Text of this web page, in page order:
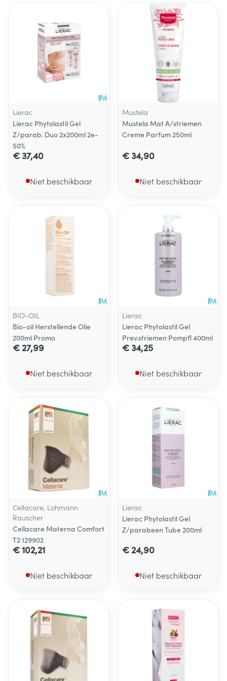
Lierac
Lierac Phytolastil Gel
Z/parab. Duo 2x200ml 2e-
50%
€ 37,40
Niet beschikbaar
Mustela
Mustela Mat A/striemen
Creme Parfum 250ml
€ 34,90
Niet beschikbaar
BIO-OIL
Bio-oil Herstellende Olie
200ml Promo
€ 27,99
Niet beschikbaar
Lierac
Lierac Phytolastil Gel
Prev.striemen Pompfl 400ml
€ 34,25
Niet beschikbaar
Cellacare, Lohmann
Rauscher
Cellacare Materna Comfort
T2 129902
€ 102,21
Niet beschikbaar
Lierac
Lierac Phytolastil Gel
Z/parabeen Tube 200ml
€ 24,90
Niet beschikbaar